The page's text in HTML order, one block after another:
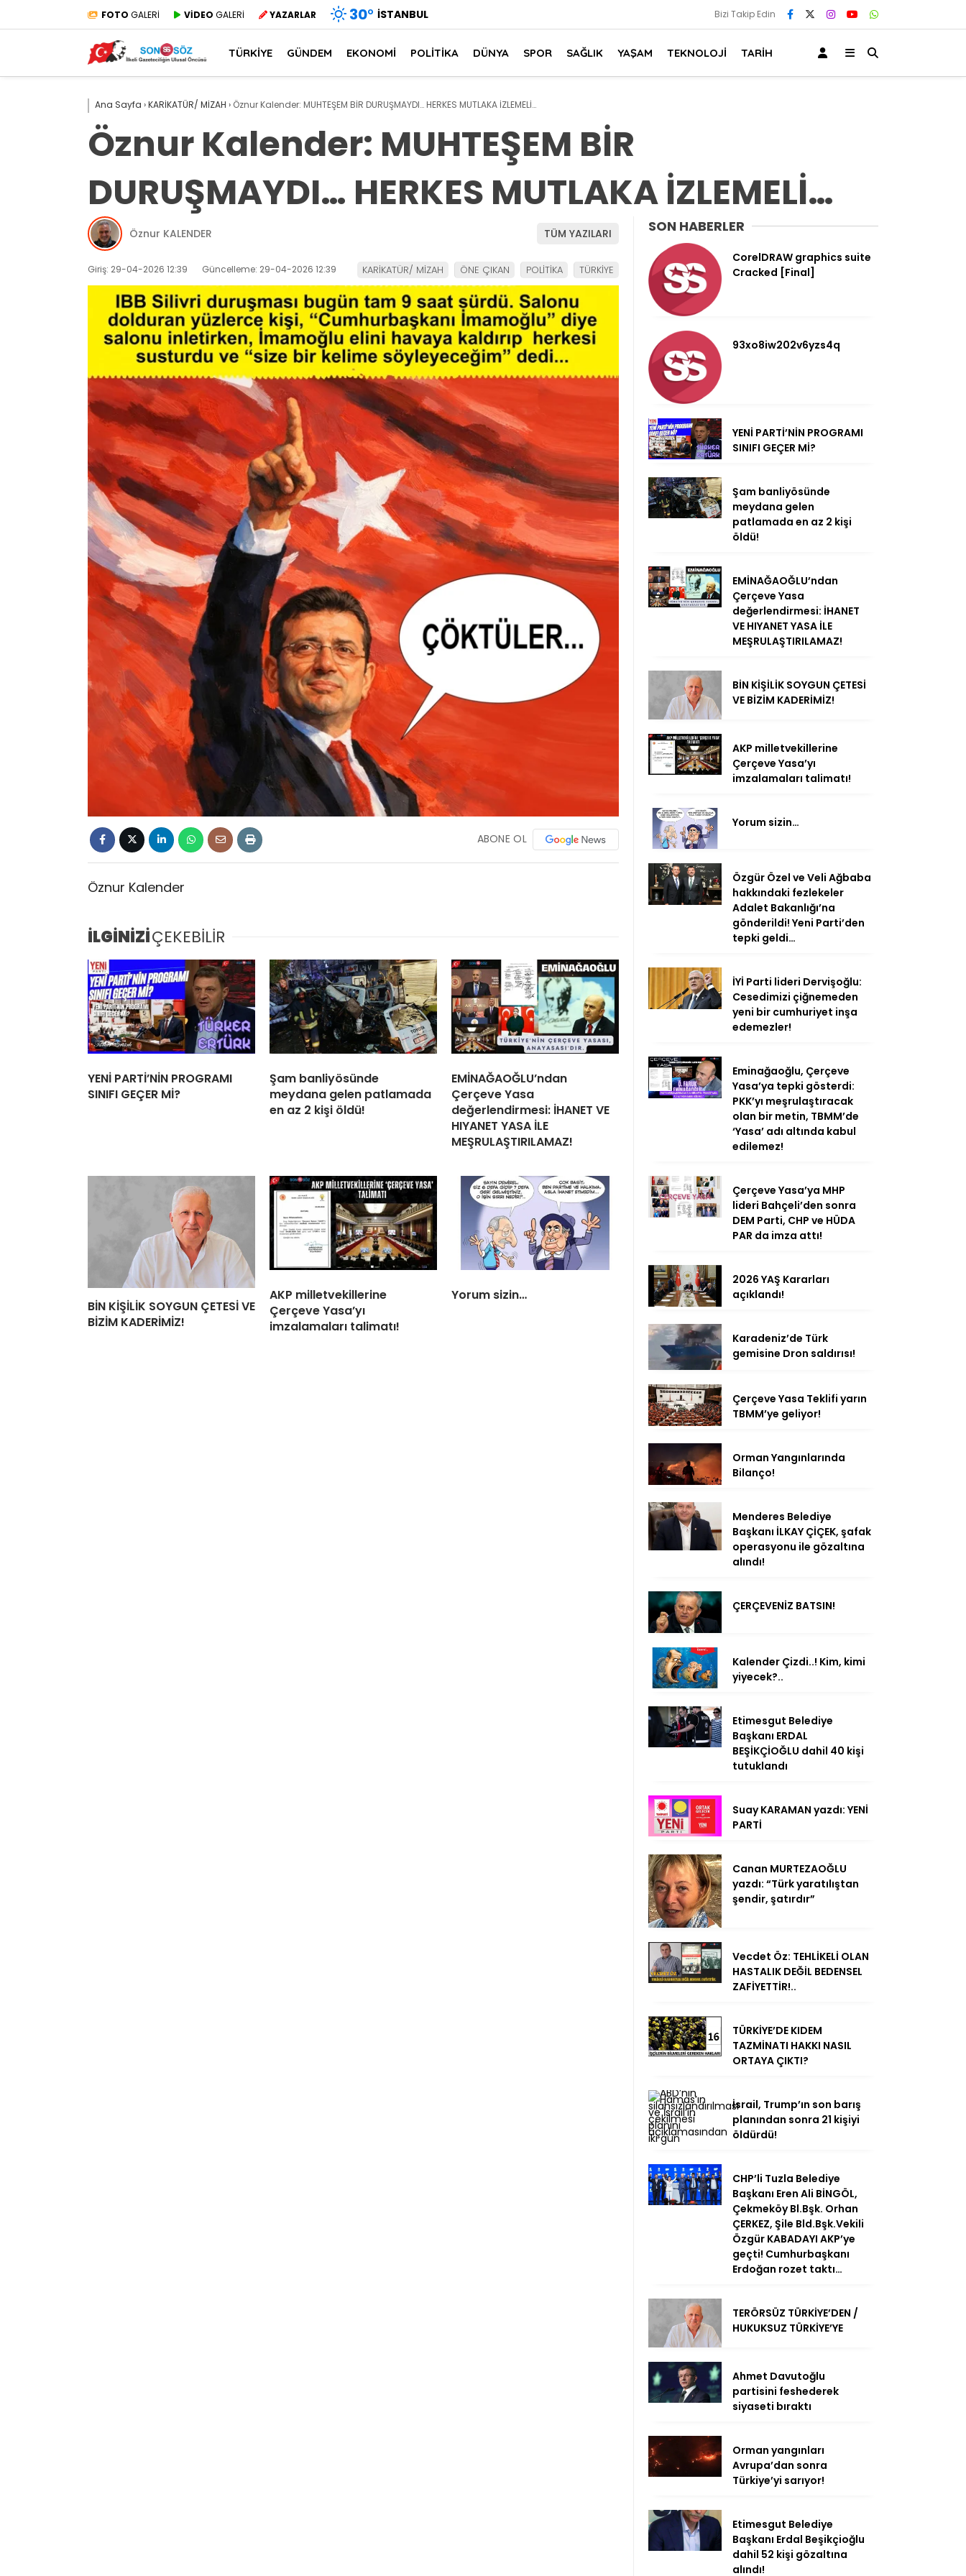
FOTO GALERİ VİDEO GALERİ YAZARLAR 30° İSTANBUL Bizi Takip Edin
TÜRKİYE GÜNDEM EKONOMİ POLİTİKA DÜNYA SPOR SAĞLIK YAŞAM TEKNOLOJİ TARİH
Ana Sayfa ›KARİKATÜR/ MİZAH › Öznur Kalender: MUHTEŞEM BİR DURUŞMAYDI… HERKES MUTLAKA İZLEMELİ…
Öznur Kalender: MUHTEŞEM BİR
DURUŞMAYDI… HERKES MUTLAKA İZLEMELİ…
Öznur KALENDER TÜM YAZILARI
Giriş: 29-04-2026 12:39 Güncelleme: 29-04-2026 12:39 KARİKATÜR/ MİZAH ÖNE ÇIKAN POLİTİKA TÜRKİYE
ABONE OL
Öznur Kalender
İLGİNİZİÇEKEBİLİR
YENİ PARTİ’NİN PROGRAMI
SINIFI GEÇER Mİ?
Şam banliyösünde
meydana gelen patlamada
en az 2 kişi öldü!
EMİNAĞAOĞLU’ndan
Çerçeve Yasa
değerlendirmesi: İHANET VE
HIYANET YASA İLE
MEŞRULAŞTIRILAMAZ!
BİN KİŞİLİK SOYGUN ÇETESİ VE
BİZİM KADERİMİZ!
AKP milletvekillerine
Çerçeve Yasa’yı
imzalamaları talimatı!
Yorum sizin…
SON HABERLER
CorelDRAW graphics suite
Cracked [Final]
93xo8iw202v6yzs4q
YENİ PARTİ’NİN PROGRAMI
SINIFI GEÇER Mİ?
Şam banliyösünde
meydana gelen
patlamada en az 2 kişi
öldü!
EMİNAĞAOĞLU’ndan
Çerçeve Yasa
değerlendirmesi: İHANET
VE HIYANET YASA İLE
MEŞRULAŞTIRILAMAZ!
BİN KİŞİLİK SOYGUN ÇETESİ
VE BİZİM KADERİMİZ!
AKP milletvekillerine
Çerçeve Yasa’yı
imzalamaları talimatı!
Yorum sizin…
Özgür Özel ve Veli Ağbaba
hakkındaki fezlekeler
Adalet Bakanlığı’na
gönderildi! Yeni Parti’den
tepki geldi…
İYİ Parti lideri Dervişoğlu:
Cesedimizi çiğnemeden
yeni bir cumhuriyet inşa
edemezler!
Eminağaoğlu, Çerçeve
Yasa’ya tepki gösterdi:
PKK’yı meşrulaştıracak
olan bir metin, TBMM’de
‘Yasa’ adı altında kabul
edilemez!
Çerçeve Yasa’ya MHP
lideri Bahçeli’den sonra
DEM Parti, CHP ve HÜDA
PAR da imza attı!
2026 YAŞ Kararları
açıklandı!
Karadeniz’de Türk
gemisine Dron saldırısı!
Çerçeve Yasa Teklifi yarın
TBMM’ye geliyor!
Orman Yangınlarında
Bilanço!
Menderes Belediye
Başkanı İLKAY ÇİÇEK, şafak
operasyonu ile gözaltına
alındı!
ÇERÇEVENİZ BATSIN!
Kalender Çizdi..! Kim, kimi
yiyecek?..
Etimesgut Belediye
Başkanı ERDAL
BEŞİKÇİOĞLU dahil 40 kişi
tutuklandı
Suay KARAMAN yazdı: YENİ
PARTİ
Canan MURTEZAOĞLU
yazdı: “Türk yaratılıştan
şendir, şatırdır”
Vecdet Öz: TEHLİKELİ OLAN
HASTALIK DEĞİL BEDENSEL
ZAFİYETTİR!..
TÜRKİYE’DE KIDEM
TAZMİNATI HAKKI NASIL
ORTAYA ÇIKTI?
İsrail, Trump’ın son barış
planından sonra 21 kişiyi
öldürdü!
CHP’li Tuzla Belediye
Başkanı Eren Ali BİNGÖL,
Çekmeköy Bl.Bşk. Orhan
ÇERKEZ, Şile Bld.Bşk.Vekili
Özgür KABADAYI AKP’ye
geçti! Cumhurbaşkanı
Erdoğan rozet taktı…
TERÖRSÜZ TÜRKİYE’DEN /
HUKUKSUZ TÜRKİYE’YE
Ahmet Davutoğlu
partisini feshederek
siyaseti bıraktı
Orman yangınları
Avrupa’dan sonra
Türkiye’yi sarıyor!
Etimesgut Belediye
Başkanı Erdal Beşikçioğlu
dahil 52 kişi gözaltına
alındı!